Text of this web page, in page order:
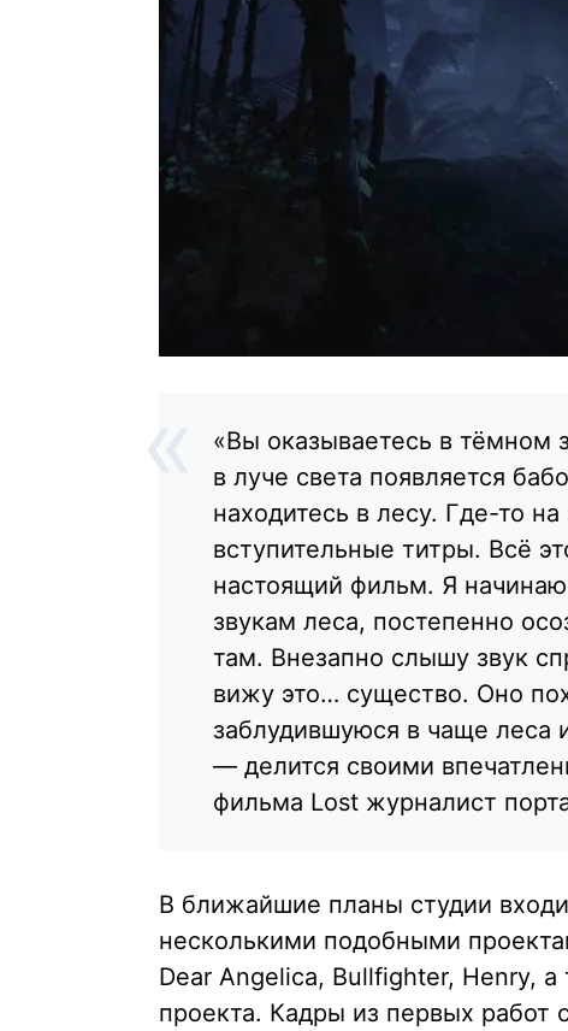
«Вы оказываетесь в тёмном
в луче света появляется
находитесь в лесу. Где-то
вступительные титры. Всё
настоящий фильм. Я
звукам леса, постепенно
там. Внезапно слышу звук
вижу это… существо. Оно
заблудившуюся в чаще леса
— делится своими
фильма Lost журналист
В ближайшие планы студии
несколькими подобными
Dear Angelica, Bullfighter, Henry,
проекта. Кадры из первых работ